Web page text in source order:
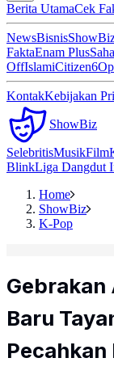
Berita UtamaCek
NewsBisnis
FaktaEnam Plus
OffIslamiCitizen6
KontakKebijakan
ShowBiz
SelebritisMusikFilm
BlinkLiga Dangdut
Home
ShowBiz
K-Pop
Gebrakan
Baru
Pecahkan